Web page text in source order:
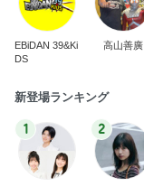
EBiDAN 39&Ki
DS
高山善廣
新登場ランキング
1 2